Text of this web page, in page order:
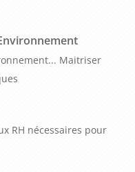
Maitriser
RH nécessaires pour